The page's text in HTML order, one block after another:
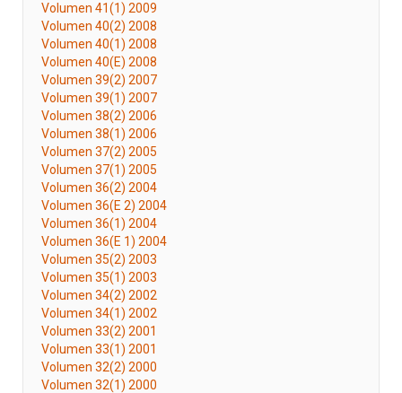
Volumen 41(1) 2009
Volumen 40(2) 2008
Volumen 40(1) 2008
Volumen 40(E) 2008
Volumen 39(2) 2007
Volumen 39(1) 2007
Volumen 38(2) 2006
Volumen 38(1) 2006
Volumen 37(2) 2005
Volumen 37(1) 2005
Volumen 36(2) 2004
Volumen 36(E 2) 2004
Volumen 36(1) 2004
Volumen 36(E 1) 2004
Volumen 35(2) 2003
Volumen 35(1) 2003
Volumen 34(2) 2002
Volumen 34(1) 2002
Volumen 33(2) 2001
Volumen 33(1) 2001
Volumen 32(2) 2000
Volumen 32(1) 2000